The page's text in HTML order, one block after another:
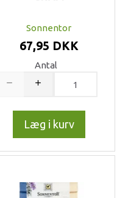
Sonnentor
67,95 DKK
Antal
Læg i kurv